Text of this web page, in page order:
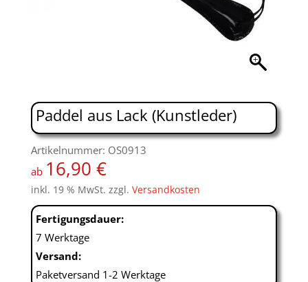
Paddel aus Lack (Kunstleder)
Artikelnummer: OS0913
ab 16,90 €
inkl. 19 % MwSt. zzgl. Versandkosten
Fertigungsdauer:
7 Werktage
Versand:
Paketversand 1-2 Werktage